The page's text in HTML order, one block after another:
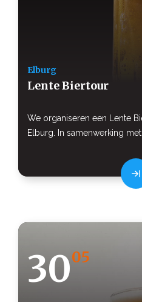
Elburg
Lente Biertour
We organiseren een Lente
Elburg. In samenwerking met
3005